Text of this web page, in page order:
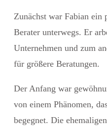
Zunächst war Fabian ein
Berater unterwegs. Er
Unternehmen und zum
für größere Beratungen.
Der Anfang war
von einem Phänomen,
begegnet. Die